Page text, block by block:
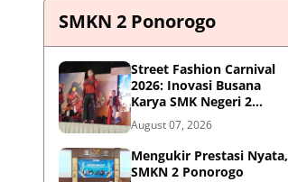
SMKN 2 Ponorogo
Street Fashion Carnival
2026: Inovasi Busana
Karya SMK Negeri 2
Ponorogo
August 07, 2026
Mengukir Prestasi Nyata,
SMKN 2 Ponorogo